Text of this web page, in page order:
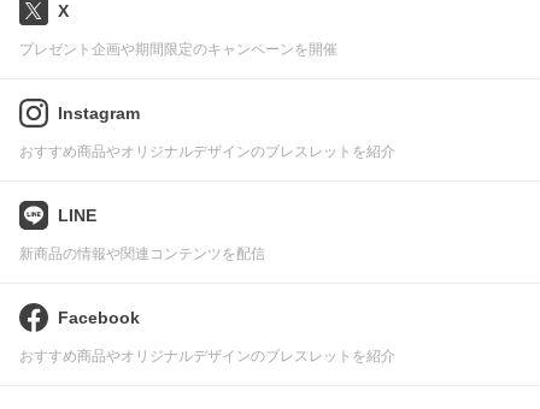
X
プレゼント企画や期間限定のキャンペーンを開催
Instagram
おすすめ商品やオリジナルデザインのブレスレットを紹介
LINE
新商品の情報や関連コンテンツを配信
Facebook
おすすめ商品やオリジナルデザインのブレスレットを紹介